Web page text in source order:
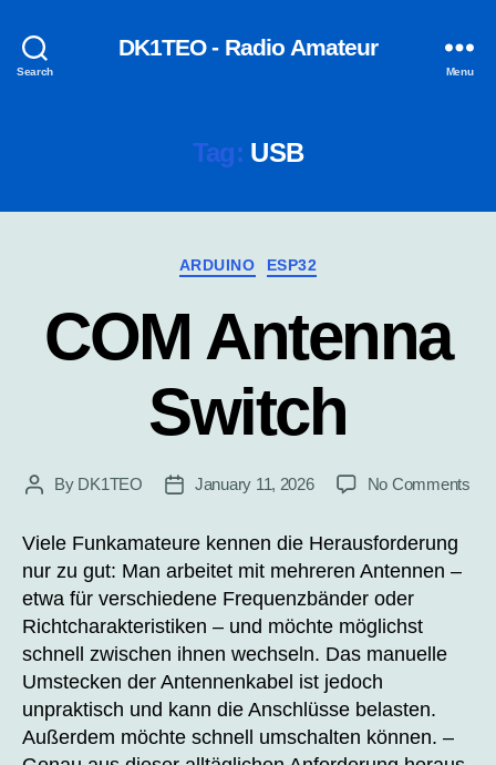
Search
DK1TEO - Radio Amateur
Menu
Tag: USB
Categories
ARDUINO ESP32
COM Antenna
Switch
PostBy DK1TEO
PostJanuary 11, 2026 No Commentson
Viele Funkamateure kennen die Herausforderung
nur zu gut: Man arbeitet mit mehreren Antennen –
etwa für verschiedene Frequenzbänder oder
Richtcharakteristiken – und möchte möglichst
schnell zwischen ihnen wechseln. Das manuelle
Umstecken der Antennenkabel ist jedoch
unpraktisch und kann die Anschlüsse belasten.
Außerdem möchte schnell umschalten können. –